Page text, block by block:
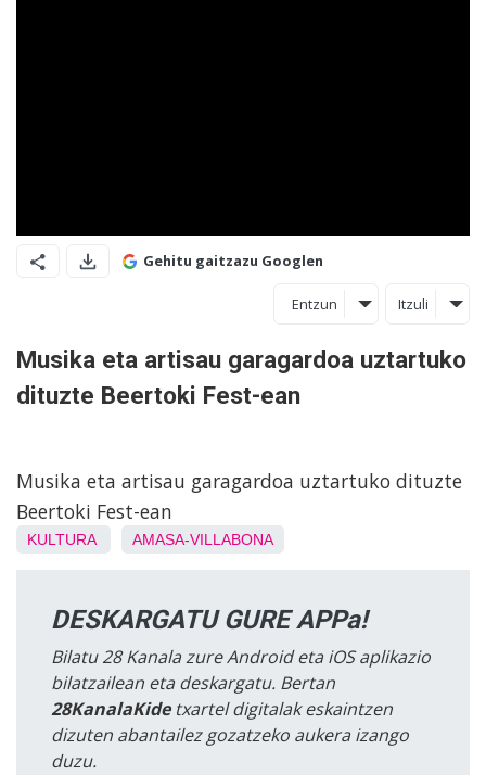
Gehitu gaitzazu Googlen
Entzun Itzuli
Musika eta artisau garagardoa uztartuko
dituzte Beertoki Fest-ean
Musika eta artisau garagardoa uztartuko dituzte
Beertoki Fest-ean
KULTURA AMASA-VILLABONA
DESKARGATU GURE APPa!
Bilatu 28 Kanala zure Android eta iOS aplikazio
bilatzailean eta deskargatu. Bertan
28KanalaKidetxartel digitalak eskaintzen
dizuten abantailez gozatzeko aukera izango
duzu.